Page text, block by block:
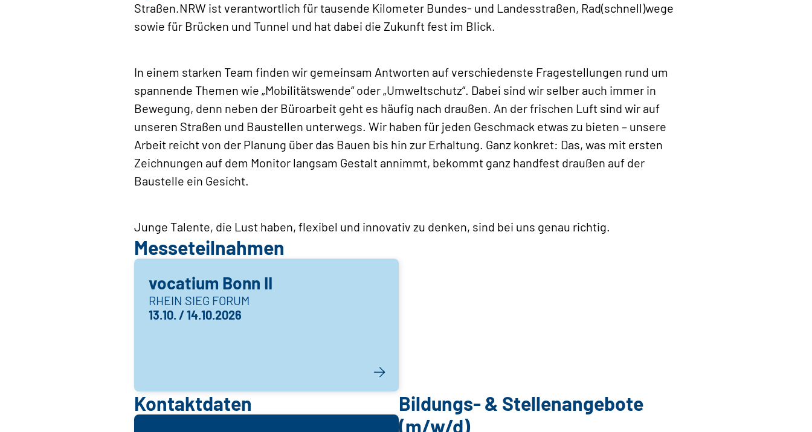
Straßen.NRW ist verantwortlich für tausende Kilometer Bundes- und Landesstraßen, Rad(schnell)wege
sowie für Brücken und Tunnel und hat dabei die Zukunft fest im Blick.
In einem starken Team finden wir gemeinsam Antworten auf verschiedenste Fragestellungen rund um
spannende Themen wie „Mobilitätswende“ oder „Umweltschutz“. Dabei sind wir selber auch immer in
Bewegung, denn neben der Büroarbeit geht es häufig nach draußen. An der frischen Luft sind wir auf
unseren Straßen und Baustellen unterwegs. Wir haben für jeden Geschmack etwas zu bieten – unsere
Arbeit reicht von der Planung über das Bauen bis hin zur Erhaltung. Ganz konkret: Das, was mit ersten
Zeichnungen auf dem Monitor langsam Gestalt annimmt, bekommt ganz handfest draußen auf der
Baustelle ein Gesicht.
Junge Talente, die Lust haben, flexibel und innovativ zu denken, sind bei uns genau richtig.
Messeteilnahmen
vocatium Bonn II
RHEIN SIEG FORUM
13.10. / 14.10.2026
Kontaktdaten
Bildungs- & Stellenangebote
(m/w/d)